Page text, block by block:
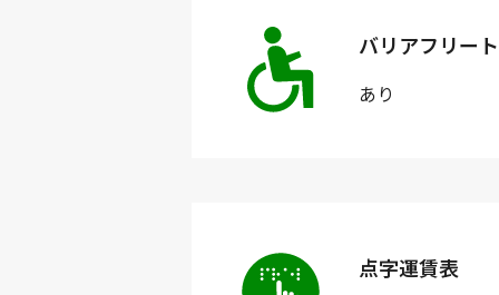
バリアフリー
あり
点字運賃表